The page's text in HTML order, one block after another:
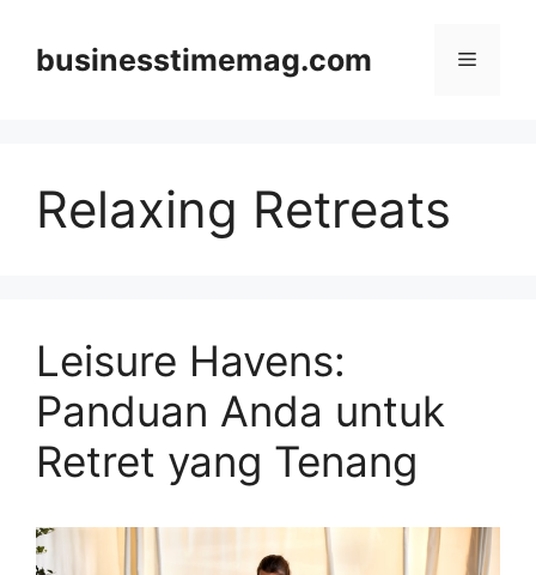
contentbusinesstimemag.com Menu
Relaxing Retreats
Leisure Havens:
Panduan Anda untuk
Retret yang Tenang